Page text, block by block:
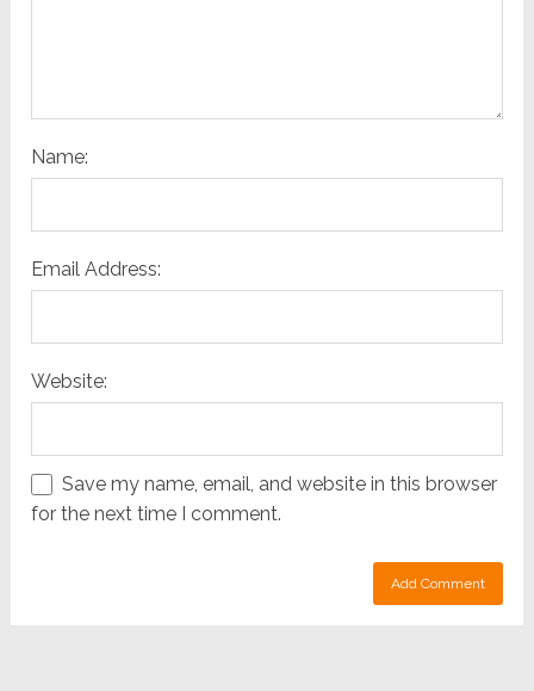
Name:
Email Address:
Website:
Save my name, email, and website in this browser
for the next time I comment.